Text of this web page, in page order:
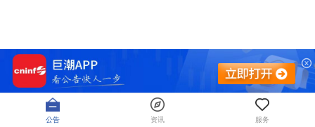
公告 资讯 服务